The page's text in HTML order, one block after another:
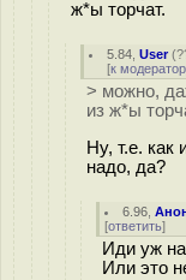
ж*ы торчат.
5.84 ,User(
[к
> можно,
из ж*ы
Ну, т.е. как
надо, да?
6.96 ,
[ответить]
Иди уж
Или это